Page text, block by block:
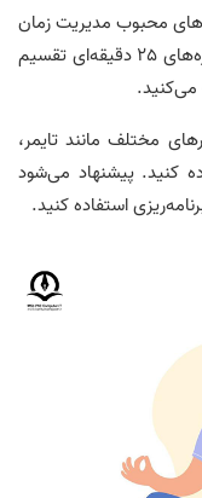
محبوب مدیریت زمان
است. در این روش، زمان مطالعه را به بازه‌های 25 دقیقه‌ای تقسیم
مختلف مانند تایمر،
کنید. پیشنهاد می‌شود
استفاده کنید.